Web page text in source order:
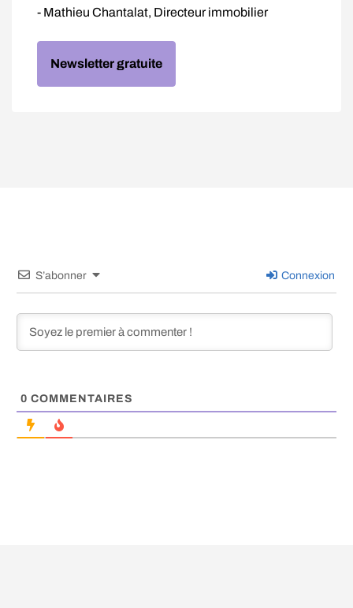
- Mathieu Chantalat, Directeur immobilier
Newsletter gratuite
S’abonner Connexion
0 COMMENTAIRES